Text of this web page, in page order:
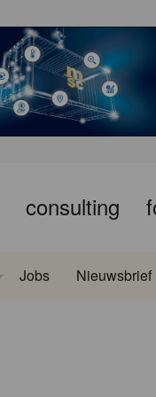
consulting
Jobs Nieuwsbrief